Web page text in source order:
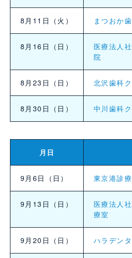
8月11日（火） まつおか
8月16日（日）
医療法人
院
8月23日（日） 北沢歯科
8月30日（日） 中川歯科
月日
9月6日（日） 東京港診
9月13日（日）
医療法人
療室
9月20日（日） ハラデン